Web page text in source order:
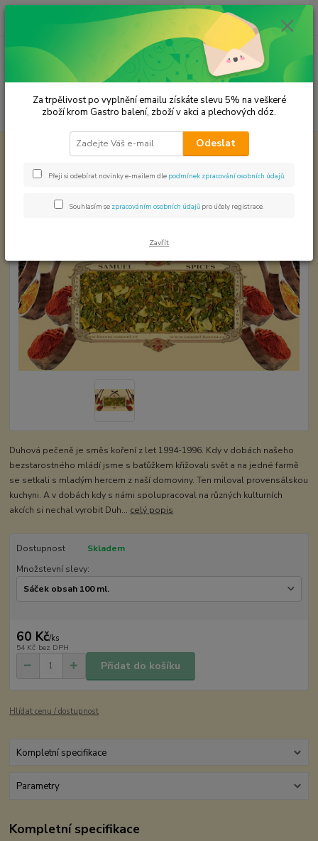
Menu
Hledat
ks
za 0,00 Kč
Koření od Samuela podle způsobu použití Duhová pečeně
Duhová pečeně
Duhová pečeně je směs koření z let 1994-1996. Kdy v dobách našeho
bezstarostného mládí jsme s baťůžkem křižovali svět a na jedné farmě
se setkali s mladým hercem z naší domoviny. Ten miloval provensálskou
kuchyni. A v dobách kdy s námi spolupracoval na různých kulturních
akcích si nechal vyrobit Duh... celý popis
Dostupnost
Skladem
Množstevní slevy:
60 Kč/ks
54 Kč bez DPH
Přidat do košíku
Hlídat cenu / dostupnost
Kompletní specifikace
Parametry
Kompletní specifikace
Za trpělivost po vyplnění emailu získáte slevu 5% na veškeré
zboží krom Gastro balení, zboží v akci a plechových dóz.
Odeslat
Přeji si odebírat novinky e-mailem dle podmínek zpracování osobních údajů
Souhlasím se zpracováním osobních údajů pro účely registrace.
Zavřít